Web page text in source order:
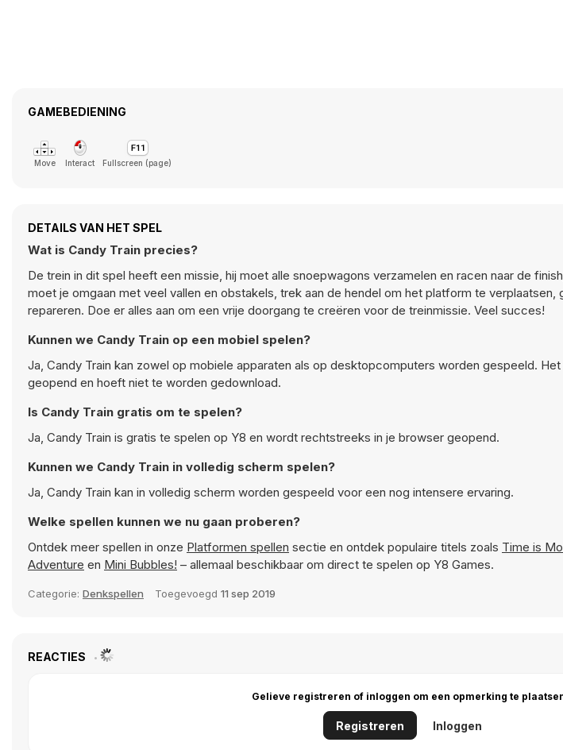
GAMEBEDIENING
Move Interact Fullscreen (page)
DETAILS VAN HET SPEL
Wat is Candy Train precies?
De trein in dit spel heeft een missie, hij moet alle snoepwagons verzamelen en racen naar de
moet je omgaan met veel vallen en obstakels, trek aan de hendel om het platform te verplaatsen,
repareren. Doe er alles aan om een vrije doorgang te creëren voor de treinmissie. Veel succes!
Kunnen we Candy Train op een mobiel spelen?
Ja, Candy Train kan zowel op mobiele apparaten als op desktopcomputers worden gespeeld.
geopend en hoeft niet te worden gedownload.
Is Candy Train gratis om te spelen?
Ja, Candy Train is gratis te spelen op Y8 en wordt rechtstreeks in je browser geopend.
Kunnen we Candy Train in volledig scherm spelen?
Ja, Candy Train kan in volledig scherm worden gespeeld voor een nog intensere ervaring.
Welke spellen kunnen we nu gaan proberen?
Ontdek meer spellen in onze Platformen spellen sectie en ontdek populaire titels zoals Time is
Adventure en Mini Bubbles! – allemaal beschikbaar om direct te spelen op Y8 Games.
Categorie: Denkspellen Toegevoegd 11 sep 2019
REACTIES
Gelieve registreren of inloggen om een opmerking te
Registreren Inloggen